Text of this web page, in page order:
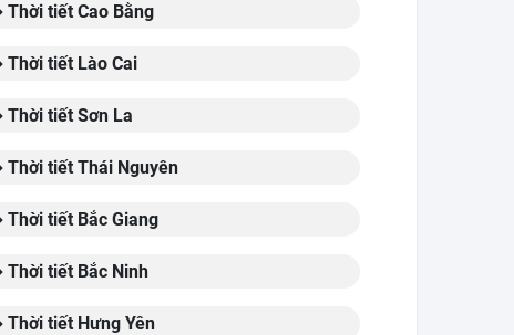
Thời tiết Cao Bằng
Thời tiết Lào Cai
Thời tiết Sơn La
Thời tiết Thái Nguyên
Thời tiết Bắc Giang
Thời tiết Bắc Ninh
Thời tiết Hưng Yên